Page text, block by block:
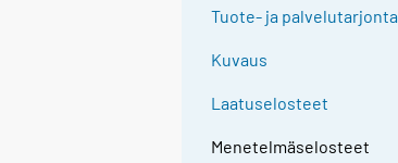
Tuote- ja palvelutarjonta
Kuvaus
Laatuselosteet
Menetelmäselosteet